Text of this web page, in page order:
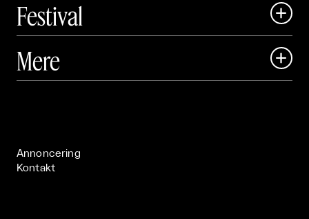
Festival

 Art Matter Festival
Mere 
Annoncering
Kontakt